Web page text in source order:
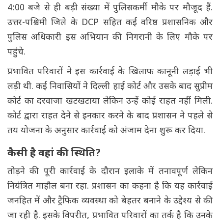
4:00 बजे से ही बड़ी संख्या में पुलिसकर्मी मौके पर मौजूद हैं.
उत्तर-पश्चिमी जिले के DCP सहित कई वरिष्ठ प्रशासनिक और
पुलिस अधिकारी इस अभियान की निगरानी के लिए मौके पर
पहुंचे.
प्रभावित परिवारों ने इस कार्रवाई के खिलाफ कानूनी लड़ाई भी
लड़ी थी. कई निवासियों ने दिल्ली हाई कोर्ट और उसके बाद सुप्रीम
कोर्ट का दरवाजा खटखटाया लेकिन उन्हें कोई राहत नहीं मिली.
कोर्ट द्वारा राहत देने से इनकार करने के बाद प्रशासन ने पहले से
तय योजना के अनुसार कार्रवाई को अंजाम देना शुरू कर दिया.
कैसी है वहां की स्थिति?
तोड़ने की पूरी कार्रवाई के दौरान इलाके में तनावपूर्ण लेकिन
नियंत्रित माहौल बना रहा. प्रशासन का कहना है कि यह कार्रवाई
जनहित में और ट्रैफिक व्यवस्था को बेहतर बनाने के उद्देश्य से की
जा रही है. इसके विपरीत, प्रभावित परिवारों का तर्क है कि उनके